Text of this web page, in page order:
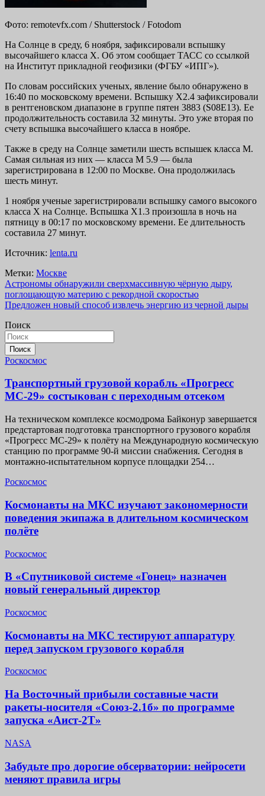
Фото: remotevfx.com / Shutterstock / Fotodom
На Солнце в среду, 6 ноября, зафиксировали вспышку
высочайшего класса X. Об этом сообщает ТАСС со ссылкой
на Институт прикладной геофизики (ФГБУ «ИПГ»).
По словам российских ученых, явление было обнаружено в
16:40 по московскому времени. Вспышку X2.4 зафиксировали
в рентгеновском диапазоне в группе пятен 3883 (S08E13). Ее
продолжительность составила 32 минуты. Это уже вторая по
счету вспышка высочайшего класса в ноябре.
Также в среду на Солнце заметили шесть вспышек класса М.
Самая сильная из них — класса M 5.9 — была
зарегистрирована в 12:00 по Москве. Она продолжилась
шесть минут.
1 ноября ученые зарегистрировали вспышку самого высокого
класса Х на Солнце. Вспышка X1.3 произошла в ночь на
пятницу в 00:17 по московскому времени. Ее длительность
составила 27 минут.
Источник: lenta.ru
Метки: Москве
Навигация
по
Астрономы обнаружили сверхмассивную чёрную дыру,
поглощающую материю с рекордной скоростью
Предложен новый способ извлечь энергию из черной дыры
Поиск
Поиск
Роскосмос
Транспортный грузовой корабль «Прогресс
МС-29» состыкован с переходным отсеком
На техническом комплексе космодрома Байконур завершается
предстартовая подготовка транспортного грузового корабля
«Прогресс МС-29» к полёту на Международную космическую
станцию по программе 90-й миссии снабжения. Сегодня в
монтажно-испытательном корпусе площадки 254…
Роскосмос
Космонавты на МКС изучают закономерности
поведения экипажа в длительном космическом
полёте
Роскосмос
В «Спутниковой системе «Гонец» назначен
новый генеральный директор
Роскосмос
Космонавты на МКС тестируют аппаратуру
перед запуском грузового корабля
Роскосмос
На Восточный прибыли составные части
ракеты-носителя «Союз-2.1б» по программе
запуска «Аист-2Т»
NASA
Забудьте про дорогие обсерватории: нейросети
меняют правила игры